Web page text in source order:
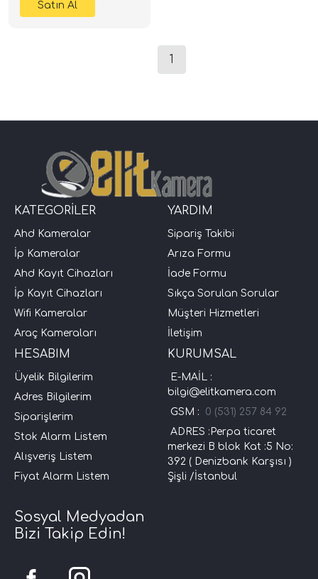
1
KATEGORİLER
Ahd Kameralar
İp Kameralar
Ahd Kayıt Cihazları
İp Kayıt Cihazları
Wifi Kameralar
Araç Kameraları
YARDIM
Sipariş Takibi
Arıza Formu
İade Formu
Sıkça Sorulan Sorular
Müşteri Hizmetleri
İletişim
HESABIM
Üyelik Bilgilerim
Adres Bilgilerim
Siparişlerim
Stok Alarm Listem
Alışveriş Listem
Fiyat Alarm Listem
KURUMSAL
E-MAİL :
bilgi@elitkamera.com
GSM : 0 (531) 257 84 92
ADRES :Perpa ticaret
merkezi B blok Kat :5 No:
392 ( Denizbank Karşısı )
Şişli /İstanbul
Sosyal Medyadan
Bizi Takip Edin!